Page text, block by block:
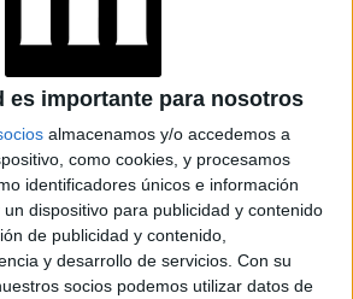
es importante para nosotros
almacenamos y/o accedemos a
como cookies, y procesamos
identificadores únicos e información
dispositivo para publicidad y contenido
de publicidad y contenido,
y desarrollo de servicios. Con su
socios podemos utilizar datos de
Caras Noticias
Parabrisas
Lunateen Break BATimes
- Todos los derechos reservados
Intelectual: Nro. 5346433